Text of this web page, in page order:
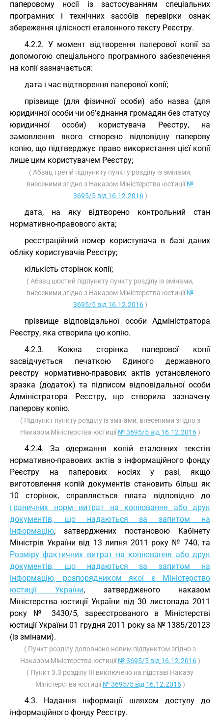
паперовому носії із застосуванням спеціальних
програмних і технічних засобів перевірки ознак
збереження цілісності еталонного тексту Реєстру.
4.2.2. У момент відтворення паперової копії за
допомогою спеціального програмного забезпечення
на копії зазначається:
дата і час відтворення паперової копії;
прізвище (для фізичної особи) або назва (для
юридичної особи чи об’єднання громадян без статусу
юридичної особи) користувача Реєстру, на
замовлення якого створено відповідну паперову
копію, що підтверджує право використання цієї копії
лише цим користувачем Реєстру;
( Абзац третій підпункту пункту розділу із змінами,
внесеними згідно з Наказом Міністерства юстиції№
3695/5 від 16.12.2016)
дата, на яку відтворено контрольний стан
нормативно-правового акта;
реєстраційний номер користувача в базі даних
обліку користувачів Реєстру;
кількість сторінок копії;
( Абзац шостий підпункту пункту розділу із змінами,
внесеними згідно з Наказом Міністерства юстиції№
3695/5 від 16.12.2016)
прізвище відповідальної особи Адміністратора
Реєстру, яка створила цю копію.
4.2.3. Кожна сторінка паперової копії
засвідчується печаткою Єдиного державного
реєстру нормативно-правових актів установленого
зразка (додаток) та підписом відповідальної особи
Адміністратора Реєстру, що створила зазначену
паперову копію.
( Підпункт пункту розділу із змінами, внесеними згідно з
Наказом Міністерства юстиції№ 3695/5 від 16.12.2016)
4.2.4. За одержання копій еталонних текстів
нормативно-правових актів з інформаційного фонду
Реєстру на паперових носіях у разі, якщо
виготовлення копій документів становить більш як
10 сторінок, справляється плата відповідно до
граничних норм витрат на копіювання або друк
документів, що надаються за запитом на
інформацію, затверджених постановою Кабінету
Міністрів України від 13 липня 2011 року № 740, та
Розміру фактичних витрат на копіювання або друк
документів, що надаються за запитом на
інформацію, розпорядником якої є Міністерство
юстиції України, затвердженого наказом
Міністерства юстиції України від 30 листопада 2011
року № 3430/5, зареєстрованого в Міністерстві
юстиції України 01 грудня 2011 року за № 1385/20123
(із змінами).
( Пункт розділу доповнено новим підпунктом згідно з
Наказом Міністерства юстиції№ 3695/5 від 16.12.2016)
( Пункт 3.3 розділу III виключено на підставі Наказу
Міністерства юстиції№ 3695/5 від 16.12.2016)
4.3. Надання інформації шляхом доступу до
інформаційного фонду Реєстру.